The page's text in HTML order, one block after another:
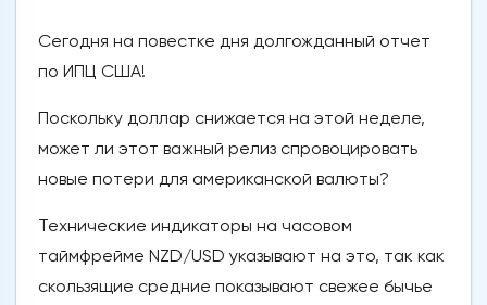
Сегодня на повестке дня долгожданный отчет
по ИПЦ США!
Поскольку доллар снижается на этой неделе,
может ли этот важный релиз спровоцировать
новые потери для американской валюты?
Технические индикаторы на часовом
таймфрейме NZD/USD указывают на это, так как
скользящие средние показывают свежее бычье